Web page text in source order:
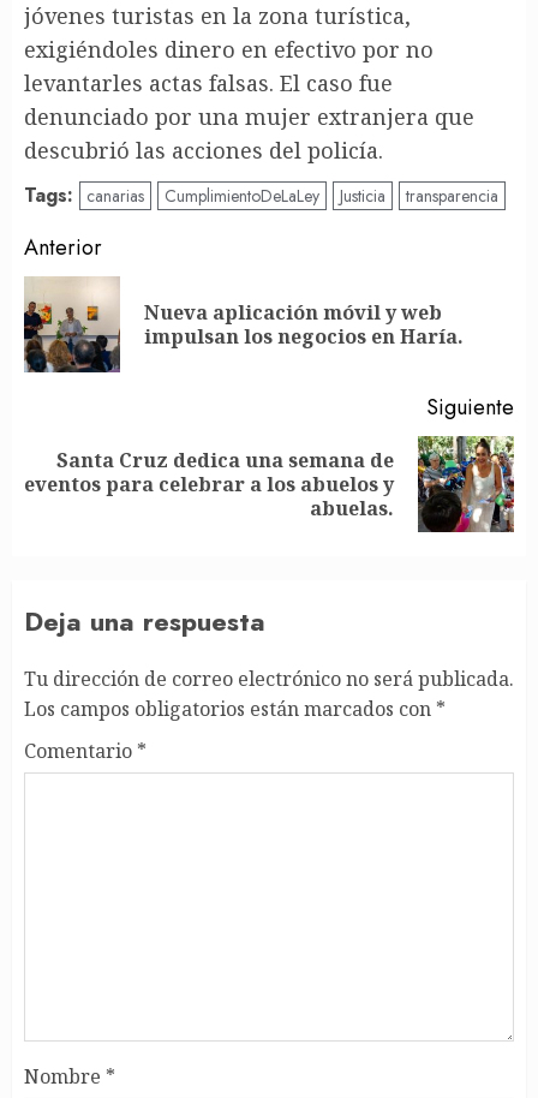
jóvenes turistas en la zona turística,
exigiéndoles dinero en efectivo por no
levantarles actas falsas. El caso fue
denunciado por una mujer extranjera que
descubrió las acciones del policía.
Tags: canarias CumplimientoDeLaLey Justicia transparencia
Post
navigation
Anterior
Nueva aplicación móvil y web
impulsan los negocios en Haría.
Siguiente
Siguiente
Santa Cruz dedica una semana de
eventos para celebrar a los abuelos y
abuelas.
Deja una respuesta
Tu dirección de correo electrónico no será publicada.
Los campos obligatorios están marcados con *
Comentario *
Nombre *